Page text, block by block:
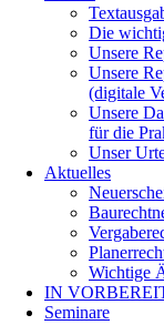
Die
Unsere
Unsere
(digitale
Unsere
für die
Unser
Aktuelles
Wichtige
IN
Seminare